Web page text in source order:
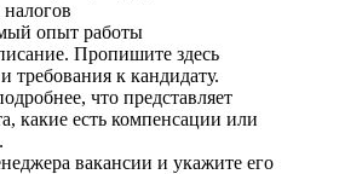
опыт работы
Пропишите здесь
требования к кандидату.
что представляет
какие есть компенсации или
вакансии и укажите его